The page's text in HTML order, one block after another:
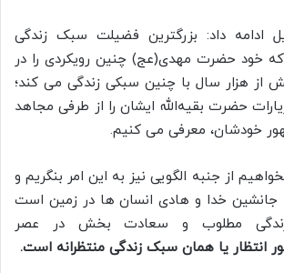
ادامه داد: بزرگترین فضیلت سبک زندگی
خود حضرت مهدی(عج) چنین رویکردی را در
از هزار سال با چنین سبکی زندگی می‌ کند؛
حضرت بقیه‌الله ایشان را از طرفی مجاهد
خودشان، معرفی می‌ کنیم.
از جنبه الگویی نیز به این امر بنگریم و
جانشین خدا و هادی انسان‌ ها در زمین است
زندگی مطلوب و سعادت بخش در عصر
انتظار یا همان سبک زندگی منتظرانه است.